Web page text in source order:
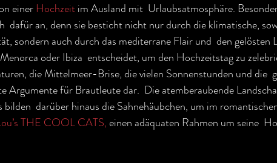
einer Hochzeit im Ausland mit  Urlaubsatmosphäre.
dafür an, denn sie besticht nicht nur durch die klimatische,
sondern auch durch das mediterrane Flair und  den gelösten
oder Ibiza  entscheidet, um den Hochzeitstag zu
die Mittelmeer-Brise, die vielen Sonnenstunden und die
Argumente für Brautleute dar.  Die atemberaubende
bilden  darüber hinaus die Sahnehäubchen, um im
THE COOL CATS, einen adäquaten Rahmen um seine